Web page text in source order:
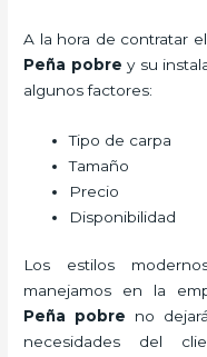
A la hora de contratar
Peña pobre y su
algunos factores:
Tipo de carpa
Tamaño
Precio
Disponibilidad
Los estilos
manejamos en la
Peña pobre no
necesidades del